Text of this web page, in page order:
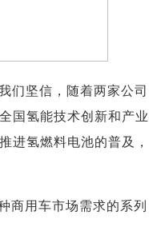
们坚信，随着两家公司
国氢能技术创新和产业
氢燃料电池的普及，
商用车市场需求的系列